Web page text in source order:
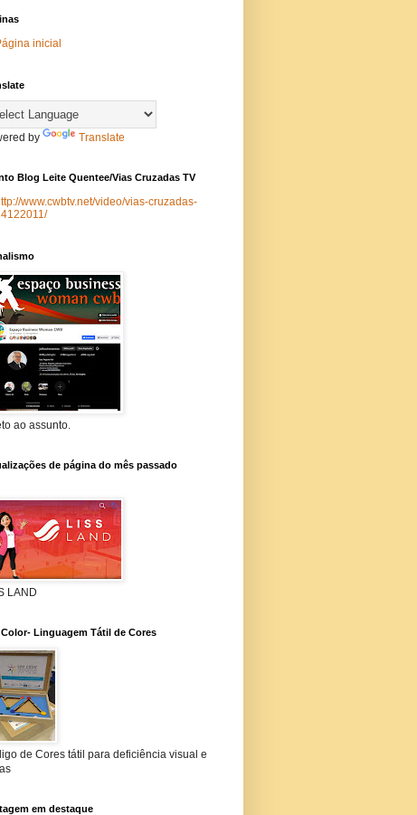
inicial
by Translate
Blog Leite Quentee/Vias Cruzadas TV
www.cwbtv.net/video/vias-cruzadas-
ao assunto.
de página do mês passado
LAND
Color- Linguagem Tátil de Cores
de Cores tátil para deficiência visual e
em destaque